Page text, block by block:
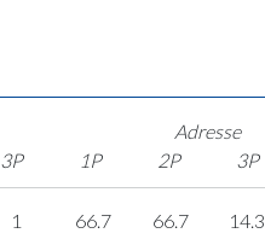
3P
Adresse
1P
2P 3P
1 66.7 66.7 14.3